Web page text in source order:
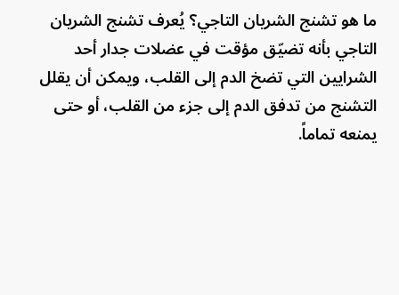
ما هو تشنج الشريان التاجي؟ يُعرف تشنج الشريان
التاجي بأنه تضيّق مؤقت في عضلات جدار أحد
الشرايين التي تضخ الدم إلى القلب، ويمكن أن يقلل
التشنج من تدفق الدم إلى جزء من القلب، أو حتى
يمنعه تماماً.